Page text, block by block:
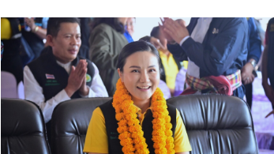
กุมภาพันธ์ เพื่อเข้าร่วมประชุมอาเซีย